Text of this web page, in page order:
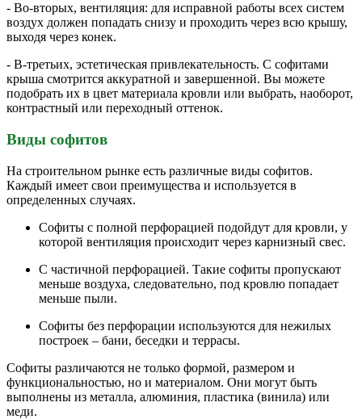
- Во-вторых, вентиляция: для исправной работы всех систем
воздух должен попадать снизу и проходить через всю крышу,
выходя через конек.
- В-третьих, эстетическая привлекательность. С софитами
крыша смотрится аккуратной и завершенной. Вы можете
подобрать их в цвет материала кровли или выбрать, наоборот,
контрастный или переходный оттенок.
Виды софитов
На строительном рынке есть различные виды софитов.
Каждый имеет свои преимущества и используется в
определенных случаях.
Софиты с полной перфорацией подойдут для кровли, у
которой вентиляция происходит через карнизный свес.
С частичной перфорацией. Такие софиты пропускают
меньше воздуха, следовательно, под кровлю попадает
меньше пыли.
Софиты без перфорации используются для нежилых
построек – бани, беседки и террасы.
Софиты различаются не только формой, размером и
функциональностью, но и материалом. Они могут быть
выполнены из металла, алюминия, пластика (винила) или
меди.